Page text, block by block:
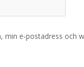
min e-postadress och